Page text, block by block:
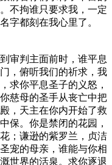
不拘谁只要求我，一定
字都刻在我心里了。
审判主面前时，谁平息
，俯听我们的祈求，我
求你平息圣子的义怒，
慈母的圣手从丧亡中把
，天主在你内开始了救
保。你是禁闭的花园，
；谦逊的紫罗兰，贞洁
宠的母亲，谁能与你相
世界的活泉。求你逐退